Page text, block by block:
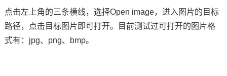
新闻中心
技术论坛
点击左上角的三条横线，选择Open image，进入图片的目标
路径，点击目标图片即可打开。目前测试过可打开的图片格
式有：jpg、png、bmp。